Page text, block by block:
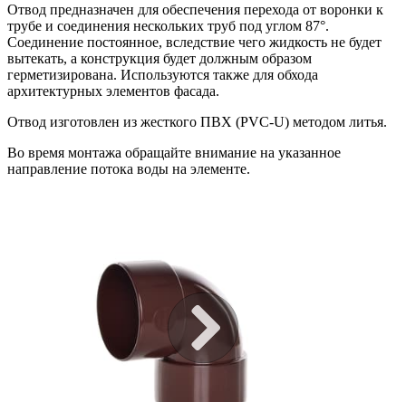
Отвод предназначен для обеспечения перехода от воронки к
трубе и соединения нескольких труб под углом 87°.
Соединение постоянное, вследствие чего жидкость не будет
вытекать, а конструкция будет должным образом
герметизирована. Используются также для обхода
архитектурных элементов фасада.
Отвод изготовлен из жесткого ПВХ (PVC-U) методом литья.
Во время монтажа обращайте внимание на указанное
направление потока воды на элементе.